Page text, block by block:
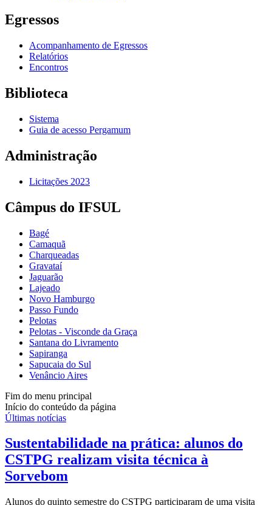
Egressos
Acompanhamento de Egressos
Relatórios
Encontros
Biblioteca
Sistema
Guia de acesso Pergamum
Administração
Licitações 2023
Câmpus do IFSUL
Bagé
Camaquã
Charqueadas
Gravataí
Jaguarão
Lajeado
Novo Hamburgo
Passo Fundo
Pelotas
Pelotas - Visconde da Graça
Santana do Livramento
Sapiranga
Sapucaia do Sul
Venâncio Aires
Fim do menu principal
Início do conteúdo da página
Últimas notícias
Sustentabilidade na prática: alunos do
CSTPG realizam visita técnica à
Sorvebom
Alunos do quinto semestre do CSTPG participaram de uma visita